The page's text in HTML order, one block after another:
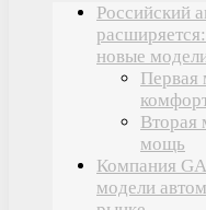
Российский
новые
Первая
Вторая
мощь
Компания
модели